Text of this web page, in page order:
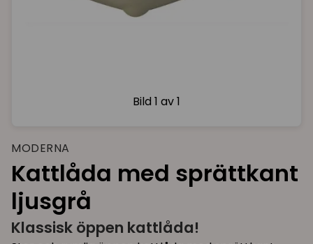
Bild 1 av 1
MODERNA
Kattlåda med sprättkant
ljusgrå
Klassisk öppen kattlåda!